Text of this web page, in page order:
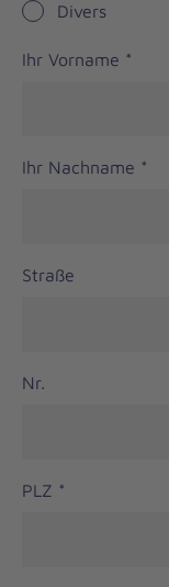
Divers
Ihr Vorname *
Ihr Nachname *
Straße
Nr.
PLZ *